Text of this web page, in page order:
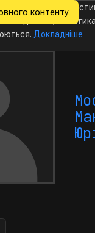
контенту
НовиниОлімпіади
Докладніше